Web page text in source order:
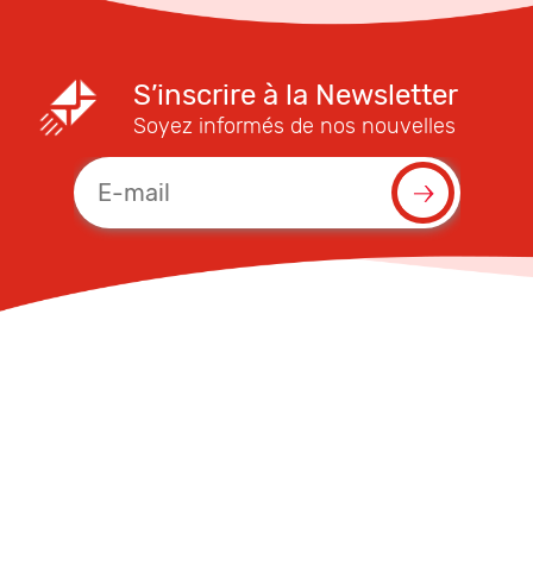
S’inscrire à la Newsletter
Soyez informés de nos nouvelles